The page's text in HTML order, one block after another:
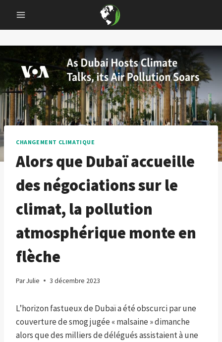
content
CHANGEMENT CLIMATIQUE
Alors que Dubaï accueille
des négociations sur le
climat, la pollution
atmosphérique monte en
flèche
ParJulie 3 décembre 2023
L’horizon fastueux de Dubaï a été obscurci par une
couverture de smog jugée « malsaine » dimanche
alors que des milliers de délégués assistaient à une